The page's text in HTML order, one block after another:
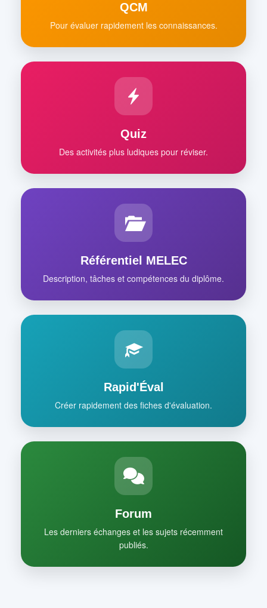
QCM
Pour évaluer rapidement les connaissances.
Quiz
Des activités plus ludiques pour réviser.
Référentiel MELEC
Description, tâches et compétences du diplôme.
Rapid'Éval
Créer rapidement des fiches d'évaluation.
Forum
Les derniers échanges et les sujets récemment
publiés.